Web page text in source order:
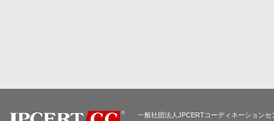
一般社団法人JPCERTコーディネーションセ